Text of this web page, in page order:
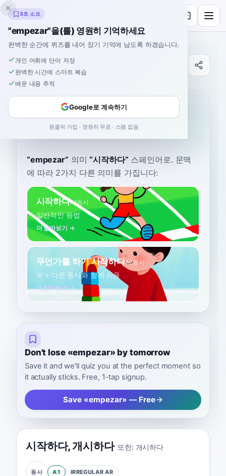
잉클링고
사전
홈›스페인어›사전
empezar
em-peh-SAR em.peˈsaɾ
“empezar” 의미 “시작하다” 스페인어로. 문맥
에 따라 2가지 다른 의미를 가집니다:
시작하다A1동사
일반적인 용법
더 알아보기 →
무언가를 하기 시작하다A2동사
'a' + 다른 동사와 함께 사용
더 알아보기 →
Don't lose «empezar» by tomorrow
Save it and we'll quiz you at the perfect moment so
it actually sticks. Free, 1-tap signup.
Save «empezar» — Free
시작하다,개시하다 또한: 개시하다
동사 A1 IRREGULAR AR
3초 소요
"empezar"을(를) 영원히 기억하세요
완벽한 순간에 퀴즈를 내어 장기 기억에 남도록 하겠습니다.
개인 어휘에 단어 저장
완벽한 시간에 스마트 복습
배운 내용 추적
Google로 계속하기
원클릭 가입 · 영원히 무료 · 스팸 없음